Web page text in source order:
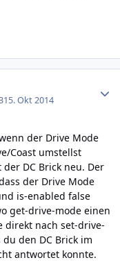
15. Okt 2014
der Drive Mode
Coast umstellst
DC Brick neu. Der
der Drive Mode
is-enabled false
get-drive-mode einen
direkt nach set-drive-
den DC Brick im
antwortet konnte.